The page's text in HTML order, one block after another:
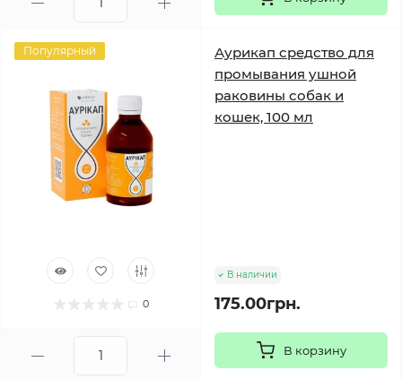
Популярный
0
Аурикап средство для
промывания ушной
раковины собак и
кошек, 100 мл
В наличии
175.00грн.
В корзину